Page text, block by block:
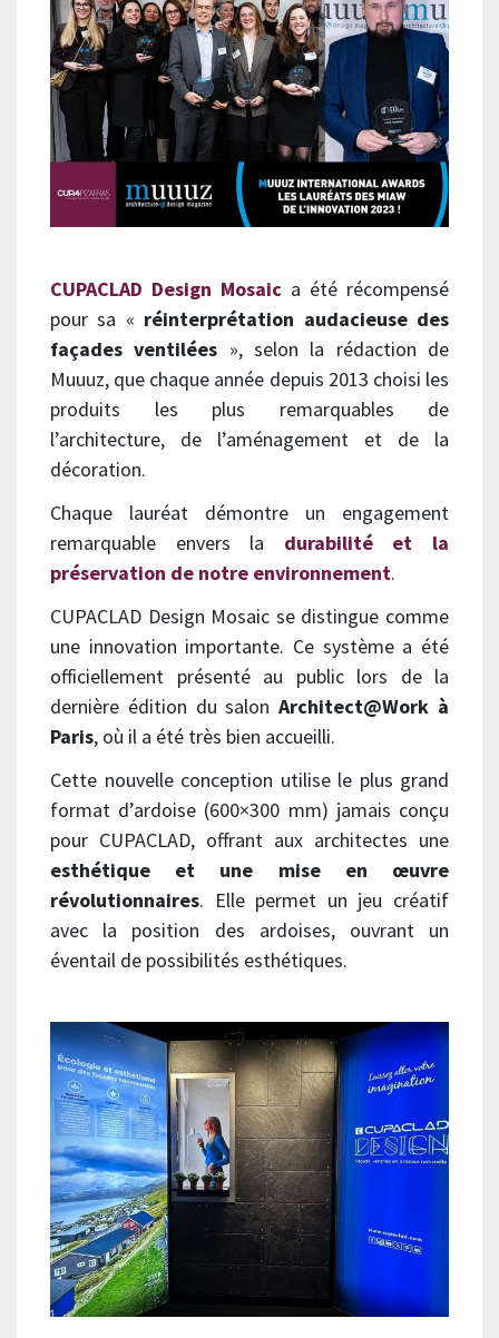
CUPACLAD Design Mosaic a été récompensé
pour sa « réinterprétation audacieuse des
façades ventilées », selon la rédaction de
Muuuz, que chaque année depuis 2013 choisi les
produits les plus remarquables de
l’architecture, de l’aménagement et de la
décoration.
Chaque lauréat démontre un engagement
remarquable envers la durabilité et la
préservation de notre environnement.
CUPACLAD Design Mosaic se distingue comme
une innovation importante. Ce système a été
officiellement présenté au public lors de la
dernière édition du salonArchitect@Work à
Paris, où il a été très bien accueilli.
Cette nouvelle conception utilise le plus grand
format d’ardoise (600×300 mm) jamais conçu
pour CUPACLAD, offrant aux architectes une
esthétique et une mise en œuvre
révolutionnaires. Elle permet un jeu créatif
avec la position des ardoises, ouvrant un
éventail de possibilités esthétiques.